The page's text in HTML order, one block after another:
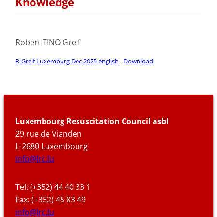
Robert TINO Greif
R-Greif Luxemburg Dec 2025 english Download
Luxembourg Resuscitation Council asbl
29 rue de Vianden
L-2680 Luxembourg
info@lrc.lu
Tel: (+352) 44 40 33 1
Fax: (+352) 45 83 49
info@lrc.lu